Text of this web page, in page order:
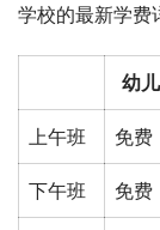
学校的最新学费
幼
上午班 免费
下午班 免费